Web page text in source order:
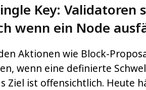
Key: Validatoren
wenn ein Node
Aktionen wie Block-
wenn eine definierte
Ziel ist offensichtlich. Heute